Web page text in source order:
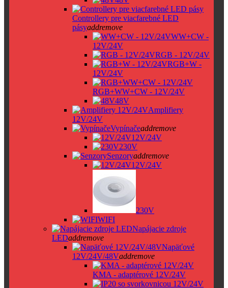
Controllery pre viacfarebné LED
pásyaddremove
WW+CW -
12V/24V
RGB - 12V/24V
RGB+W -
12V/24V
RGB+WW+CW - 12V/24V
48V
Amplifiery
12V/24V
Vypínačeaddremove
12V/24V
230V
Senzoryaddremove
12V/24V
230V
WIFI
Napájacie zdroje
LEDaddremove
Napäťové
12V/24V/48Vaddremove
KMA - adaptérové 12V/24V